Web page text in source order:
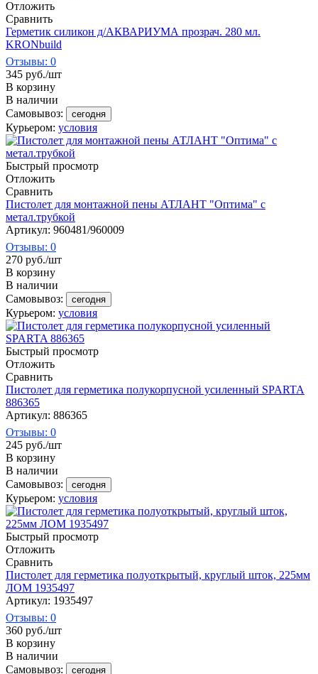
Отложить
Сравнить
Герметик силикон д/АКВАРИУМА прозрач. 280 мл.
KRONbuild
Отзывы: 0
345 руб./шт
В корзину
В наличии
Самовывоз:
сегодня
Курьером: условия
Быстрый просмотр
Отложить
Сравнить
Пистолет для монтажной пены АТЛАНТ "Оптима" с
метал.трубкой
Артикул: 960481/960009
Отзывы: 0
270 руб./шт
В корзину
В наличии
Самовывоз:
сегодня
Курьером: условия
Быстрый просмотр
Отложить
Сравнить
Пистолет для герметика полукорпусной усиленный SPARTA
886365
Артикул: 886365
Отзывы: 0
245 руб./шт
В корзину
В наличии
Самовывоз:
сегодня
Курьером: условия
Быстрый просмотр
Отложить
Сравнить
Пистолет для герметика полуоткрытый, круглый шток, 225мм
ЛОМ 1935497
Артикул: 1935497
Отзывы: 0
360 руб./шт
В корзину
В наличии
Самовывоз:
сегодня